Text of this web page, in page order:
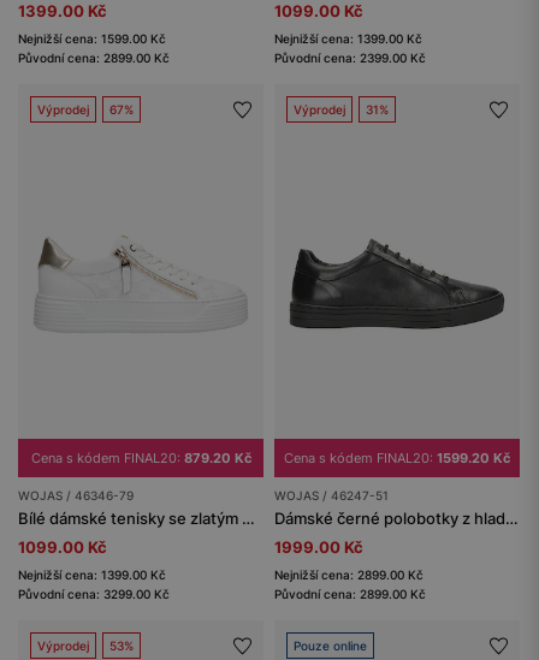
1399.00 Kč
Nejnižší cena: 1599.00 Kč
Původní cena: 2899.00 Kč
1099.00 Kč
Nejnižší cena: 1399.00 Kč
Původní cena: 2399.00 Kč
Výprodej 67%
Cena s kódem FINAL20: 879.20 Kč
WOJAS / 46346-79
Bílé dámské tenisky se zlatým ozdobným zipem
1099.00 Kč
Nejnižší cena: 1399.00 Kč
Původní cena: 3299.00 Kč
Výprodej 31%
Cena s kódem FINAL20: 1599.20 Kč
WOJAS / 46247-51
Dámské černé polobotky z hladké kůže se zlatými prvky
1999.00 Kč
Nejnižší cena: 2899.00 Kč
Původní cena: 2899.00 Kč
Výprodej 53% Pouze online